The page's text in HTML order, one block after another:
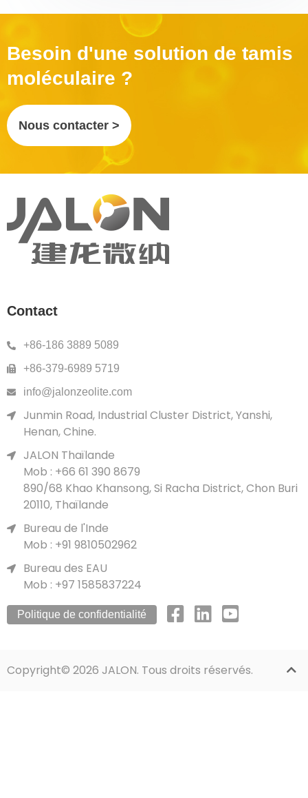
Besoin d'une solution de tamis
moléculaire ?
Nous contacter >
Contact
+86-186 3889 5089
+86-379-6989 5719
info@jalonzeolite.com
Junmin Road, Industrial Cluster District, Yanshi,
Henan, Chine.
JALON Thaïlande
Mob : +66 61 390 8679
890/68 Khao Khansong, Si Racha District, Chon Buri
20110, Thaïlande
Bureau de l'Inde
Mob : +91 9810502962
Bureau des EAU
Mob : +97 1585837224
Politique de confidentialité
Copyright© 2026 JALON. Tous droits réservés.